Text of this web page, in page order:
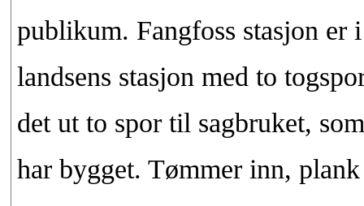
publikum. Fangfoss stasjon er
landsens stasjon med to
det ut to spor til sagbruket,
har bygget. Tømmer inn,